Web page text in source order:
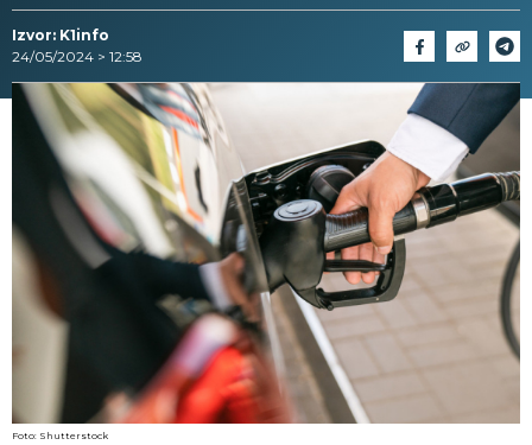
Izvor: K1info
24/05/2024 > 12:58
Foto: Shutterstock